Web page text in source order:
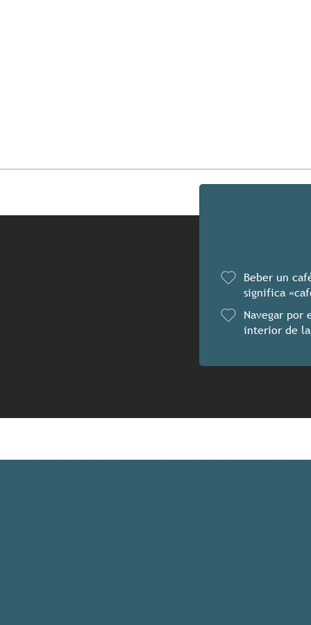
Beber un
significa
Navegar por
interior de